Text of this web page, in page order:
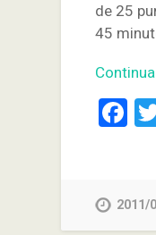
de 25
45
2011/